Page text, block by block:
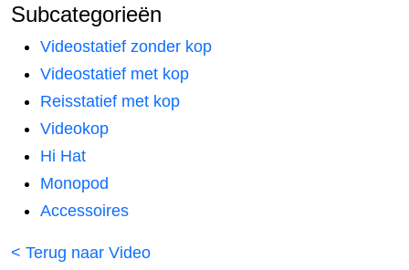
Subcategorieën
Videostatief zonder kop
Videostatief met kop
Reisstatief met kop
Videokop
Hi Hat
Monopod
Accessoires
< Terug naar Video